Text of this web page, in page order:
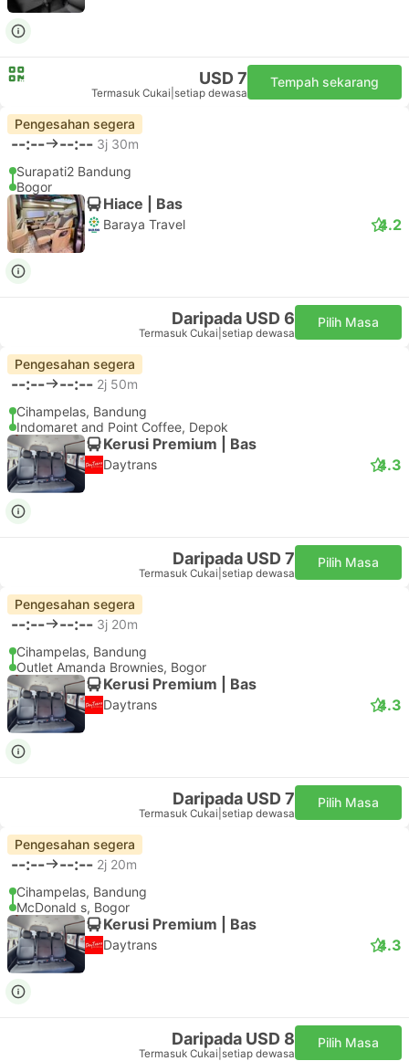
USD 7
Termasuk Cukai setiap dewasa
Tempah sekarang
Pengesahan segera
--:-- --:-- 3j 30m
Surapati2 Bandung
Bogor
Hiace | Bas
Baraya Travel 4.2
Daripada USD 6
Termasuk Cukai setiap dewasa
Pilih Masa
Pengesahan segera
--:-- --:-- 2j 50m
Cihampelas, Bandung
Indomaret and Point Coffee, Depok
Kerusi Premium | Bas
Daytrans 4.3
Daripada USD 7
Termasuk Cukai setiap dewasa
Pilih Masa
Pengesahan segera
--:-- --:-- 3j 20m
Cihampelas, Bandung
Outlet Amanda Brownies, Bogor
Kerusi Premium | Bas
Daytrans 4.3
Daripada USD 7
Termasuk Cukai setiap dewasa
Pilih Masa
Pengesahan segera
--:-- --:-- 2j 20m
Cihampelas, Bandung
McDonald s, Bogor
Kerusi Premium | Bas
Daytrans 4.3
Daripada USD 8
Termasuk Cukai setiap dewasa
Pilih Masa